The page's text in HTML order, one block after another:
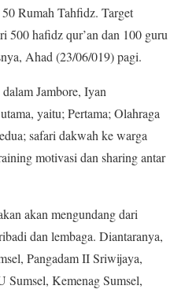
Rumah Tahfidz. Target
500 hafidz qur’an dan 100 guru
Ahad (23/06/019) pagi.
Jambore, Iyan
yaitu; Pertama; Olahraga
safari dakwah ke warga
motivasi dan sharing antar
akan mengundang dari
dan lembaga. Diantaranya,
Pangadam II Sriwijaya,
Kemenag Sumsel,